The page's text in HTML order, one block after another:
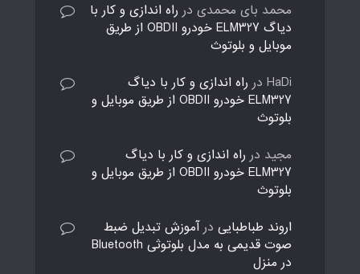
محمد بای محمدی در راه اندازی و کار با
دیاگ ELM327 خودرو OBDII از طریق
موبایل و بلوتوث
HaDi در راه اندازی و کار با دیاگ
ELM327 خودرو OBDII از طریق موبایل و
بلوتوث
مجید در راه اندازی و کار با دیاگ
ELM327 خودرو OBDII از طریق موبایل و
بلوتوث
اروند طباطبایی درآموزش تبدیل ضبط
صوت قدیمی به مدل بلوتوثی Bluetooth
در منزل